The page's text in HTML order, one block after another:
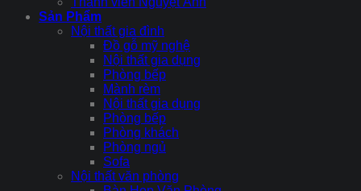
Sản Phẩm
Nội thất gia đình
Đồ gỗ mỹ nghệ
Nội thất gia dụng
Phòng bếp
Mành rèm
Nội thất gia dụng
Phòng bếp
Phòng khách
Phòng ngủ
Sofa
Nội thất văn phòng